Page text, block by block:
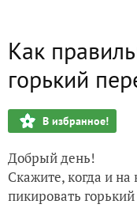
Как
горький
В избранное!
Добрый день!
Скажите, когда и
пикировать